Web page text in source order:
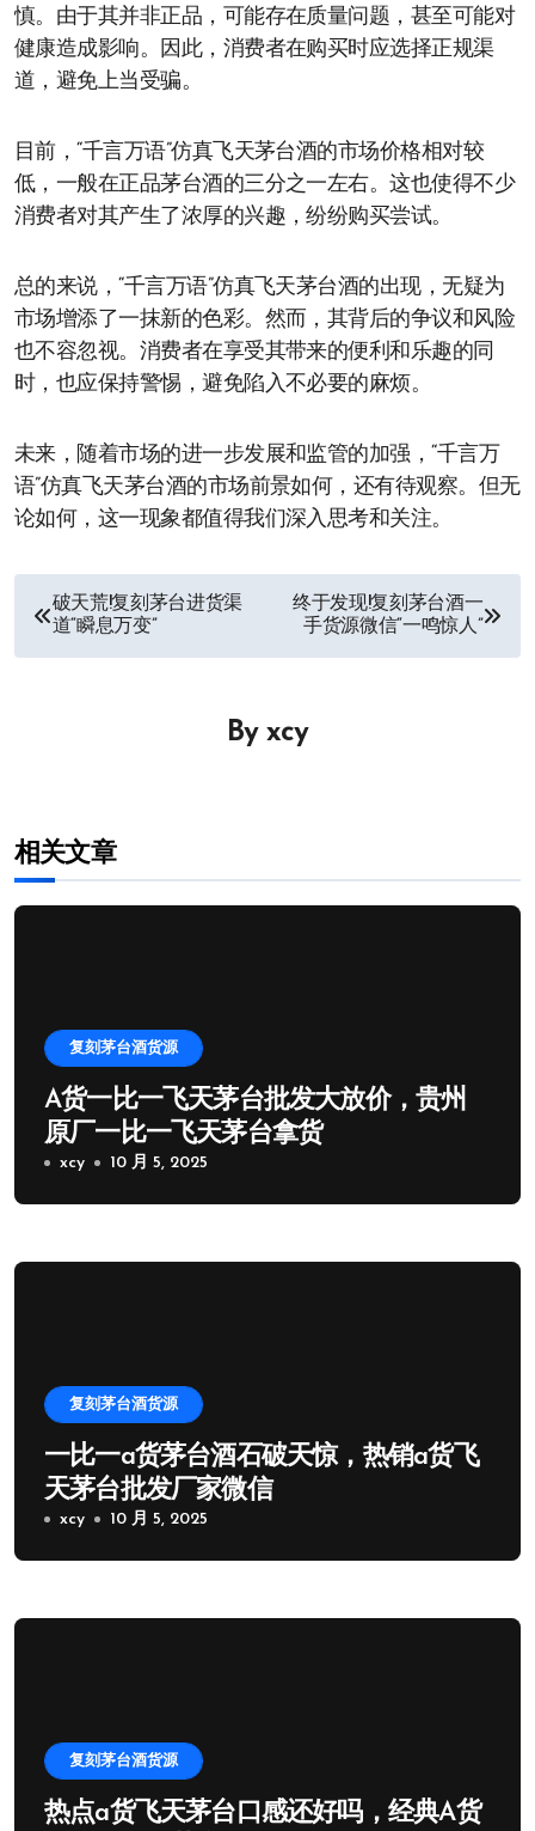
慎。由于其并非正品，可能存在质量问题，甚至可能对
健康造成影响。因此，消费者在购买时应选择正规渠
道，避免上当受骗。
目前，“千言万语”仿真飞天茅台酒的市场价格相对较
低，一般在正品茅台酒的三分之一左右。这也使得不少
消费者对其产生了浓厚的兴趣，纷纷购买尝试。
总的来说，“千言万语”仿真飞天茅台酒的出现，无疑为
市场增添了一抹新的色彩。然而，其背后的争议和风险
也不容忽视。消费者在享受其带来的便利和乐趣的同
时，也应保持警惕，避免陷入不必要的麻烦。
未来，随着市场的进一步发展和监管的加强，“千言万
语”仿真飞天茅台酒的市场前景如何，还有待观察。但无
论如何，这一现象都值得我们深入思考和关注。
文
章
破天荒!复刻茅台进货渠
道“瞬息万变”
终于发现!复刻茅台酒一
手货源微信“一鸣惊人”
By xcy
相关文章
复刻茅台酒货源
A货一比一飞天茅台批发大放价，贵州
原厂一比一飞天茅台拿货
xcy 10 月 5, 2025
复刻茅台酒货源
一比一a货茅台酒石破天惊，热销a货飞
天茅台批发厂家微信
xcy 10 月 5, 2025
复刻茅台酒货源
热点a货飞天茅台口感还好吗，经典A货